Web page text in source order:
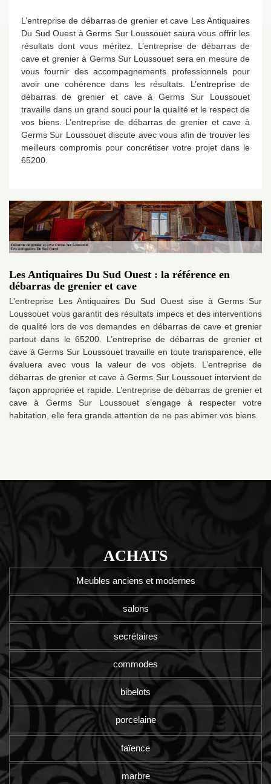
L’entreprise de débarras de grenier et cave Les Antiquaires
Du Sud Ouest à Germs Sur Loussouet saura vous offrir les
résultats dont vous méritez. L’entreprise de débarras de
cave et grenier à Germs Sur Loussouet sera en mesure de
vous fournir des accompagnements professionnels pour
avoir une cohérence dans les résultats. L’entreprise de
débarras de grenier et cave à Germs Sur Loussouet
travaille dans un grand souci pour la qualité et le respect de
vos biens. L’entreprise de débarras de grenier et cave à
Germs Sur Loussouet discute avec vous afin de trouver les
meilleurs compromis pour concrétiser votre projet dans le
65200.
Les Antiquaires Du Sud Ouest : la référence en
débarras de grenier et cave
L’entreprise Les Antiquaires Du Sud Ouest sise à Germs Sur
Loussouet vous garantit des résultats impecs et des interventions
de qualité lors de vos demandes en débarras de cave et grenier
partout dans le 65200. L’entreprise de débarras de grenier et
cave à Germs Sur Loussouet travaille en toute transparence, elle
évaluera avec vous la valeur de vos objets. L’entreprise de
débarras de grenier et cave à Germs Sur Loussouet intervient de
façon appropriée et rapide. L’entreprise de débarras de grenier et
cave à Germs Sur Loussouet s’engage à respecter votre
habitation, elle fera grande attention de ne pas abimer vos biens.
ACHATS
Meubles anciens et modernes
salons
secrétaires
commodes
bibelots
porcelaine
faïence
marbre